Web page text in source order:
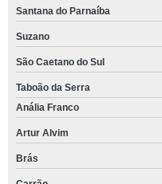
Santana do Parnaíba
Suzano
São Caetano do Sul
Taboão da Serra
Anália Franco
Artur Alvim
Brás